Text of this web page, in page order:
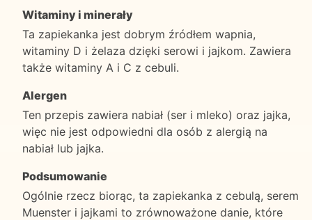
Witaminy i minerały
Ta zapiekanka jest dobrym źródłem wapnia,
witaminy D i żelaza dzięki serowi i jajkom. Zawiera
także witaminy A i C z cebuli.
Alergen
Ten przepis zawiera nabiał (ser i mleko) oraz jajka,
więc nie jest odpowiedni dla osób z alergią na
nabiał lub jajka.
Podsumowanie
Ogólnie rzecz biorąc, ta zapiekanka z cebulą, serem
Muenster i jajkami to zrównoważone danie, które